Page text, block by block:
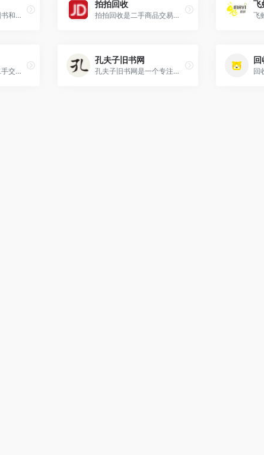
多抓鱼是一个主营图书和耐用消费品二手循环服务的平台
拍拍回收
拍拍回收是二手商品交易平台
飞
转转是一个专业的二手交易平台
孔夫子旧书网
孔夫子旧书网是一个专注于中文古旧书交易的在线平台
回